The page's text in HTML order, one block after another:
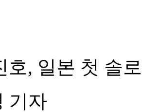
호, 일본 첫 솔
기자